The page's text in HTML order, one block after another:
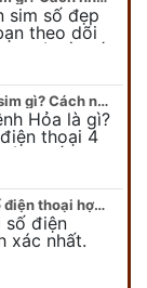
sim số đẹp
theo dõi
quát về số
Sim TỨ QUÝ hợp mệnh Hỏa là sim gì? Cách nhận biết sim tứ quý hợp mệnh Hỏa
Hỏa là gì?
thoại 4
nhất.
Khám Phá #6 cách tính đuôi số điện thoại hợp mệnh Mộc
số điện
xác nhất.
hợp